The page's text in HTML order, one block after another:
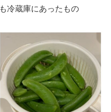
冷蔵庫にあったもの